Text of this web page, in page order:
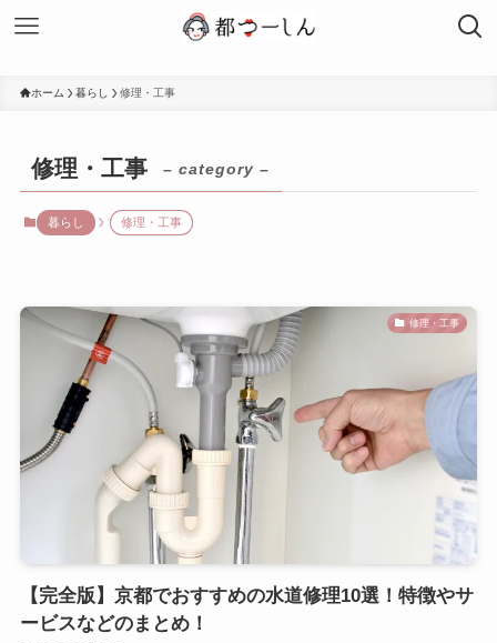
ホーム 暮らし 修理・工事
修理・工事 – category –
暮らし 修理・工事
修理・工事
【完全版】京都でおすすめの水道修理10選！特徴やサ
ービスなどのまとめ！